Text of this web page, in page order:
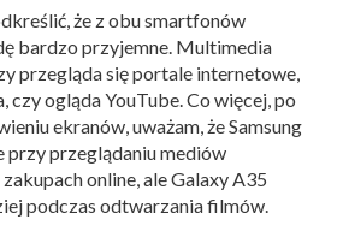
że z obu smartfonów
bardzo przyjemne. Multimedia
przegląda się portale internetowe,
czy ogląda YouTube. Co więcej, po
ekranów, uważam, że Samsung
przy przeglądaniu mediów
online, ale Galaxy A35
podczas odtwarzania filmów.